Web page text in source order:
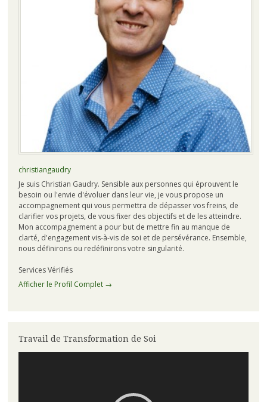
christiangaudry
Je suis Christian Gaudry. Sensible aux personnes qui éprouvent le
besoin ou l'envie d'évoluer dans leur vie, je vous propose un
accompagnement qui vous permettra de dépasser vos freins, de
clarifier vos projets, de vous fixer des objectifs et de les atteindre.
Mon accompagnement a pour but de mettre fin au manque de
clarté, d'engagement vis-à-vis de soi et de persévérance. Ensemble,
nous définirons ou redéfinirons votre singularité.
Services Vérifiés
Afficher le Profil Complet →
Travail de Transformation de Soi